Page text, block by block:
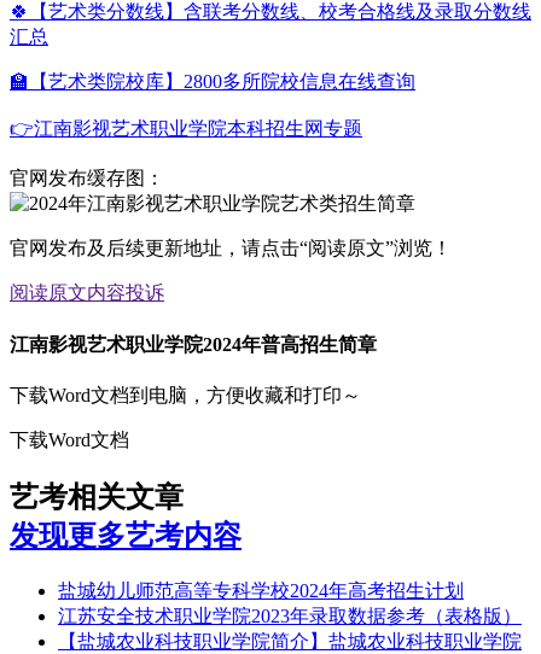
🍀【艺术类分数线】含联考分数线、校考合格线及录取分数线
汇总
🏫【艺术类院校库】2800多所院校信息在线查询
👉江南影视艺术职业学院本科招生网专题
官网发布缓存图：
官网发布及后续更新地址，请点击“阅读原文”浏览！
阅读原文内容投诉
江南影视艺术职业学院2024年普高招生简章
下载Word文档到电脑，方便收藏和打印～
下载Word文档
艺考相关文章
发现更多艺考内容
盐城幼儿师范高等专科学校2024年高考招生计划
江苏安全技术职业学院2023年录取数据参考（表格版）
【盐城农业科技职业学院简介】盐城农业科技职业学院